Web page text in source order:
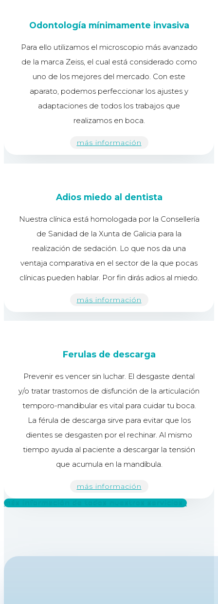
Odontología mínimamente invasiva
Para ello utilizamos el microscopio más avanzado
de la marca Zeiss, el cual está considerado como
uno de los mejores del mercado. Con este
aparato, podemos perfeccionar los ajustes y
adaptaciones de todos los trabajos que
realizamos en boca.
más información
Adios miedo al dentista
Nuestra clínica está homologada por la Consellería
de Sanidad de la Xunta de Galicia para la
realización de sedación. Lo que nos da una
ventaja comparativa en el sector de la que pocas
clínicas pueden hablar. Por fin dirás adios al miedo.
más información
Ferulas de descarga
Prevenir es vencer sin luchar. El desgaste dental
y/o tratar trastornos de disfunción de la articulación
temporo-mandibular es vital para cuidar tu boca.
La férula de descarga sirve para evitar que los
dientes se desgasten por el rechinar. Al mismo
tiempo ayuda al paciente a descargar la tensión
que acumula en la mandíbula.
más información
más información de todos nuestros servicios_